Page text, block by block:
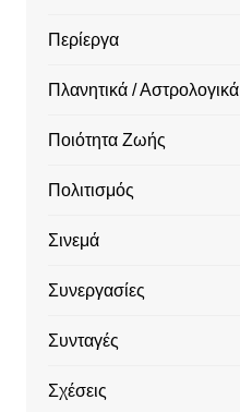
Περίεργα
Πλανητικά / Αστρολογικά
Ποιότητα Ζωής
Πολιτισμός
Σινεμά
Συνεργασίες
Συνταγές
Σχέσεις